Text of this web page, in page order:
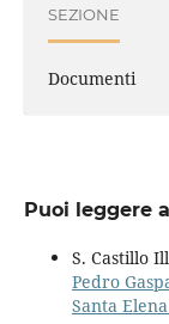
SEZIONE
Documenti
Puoi leggere
S. Castillo
Pedro
Santa Elena